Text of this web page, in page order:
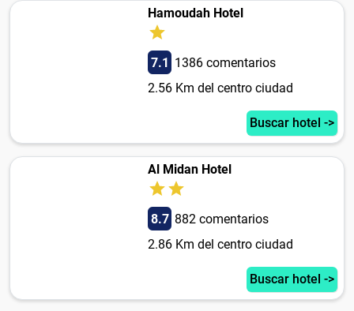
Hamoudah Hotel
7.1 1386 comentarios
2.56 Km del centro ciudad
Buscar hotel ->
Al Midan Hotel
8.7 882 comentarios
2.86 Km del centro ciudad
Buscar hotel ->